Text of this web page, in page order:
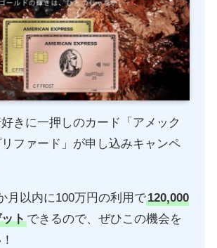
きに一押しのカード「アメック
ファード」が申し込みキャンペ
月以内に100万円の利用で120,000
トできるので、ぜひこの機会を